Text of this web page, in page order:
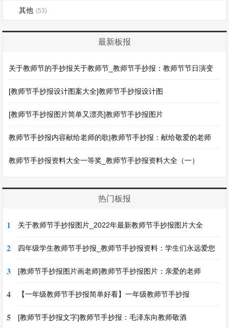
其他 (53)
最新板报
关于教师节的手抄报关于教师节_教师节手抄报：教师节节日演变
[教师节手抄报设计图案大全]教师节手抄报设计图
[教师节手抄报图片简单又漂亮]教师节手抄报图片
教师节手抄报内容献给老师的歌|教师节手抄报：献给敬爱的老师
教师节手抄报资料大全一等奖_教师节手抄报资料大全（一）
热门板报
1 关于教师节手抄报图片_2022年最新教师节手抄报图片大全
2 四年级学生教师节手抄报_教师节手抄报资料：学生们永远爱您
3 [教师节手抄报图片画老师]教师节手抄报图片：亲爱的老师
4 【一年级教师节手抄报简单好看】一年级教师节手抄报
5 [教师节手抄报文字]教师节手抄报：毛泽东向教师敬酒